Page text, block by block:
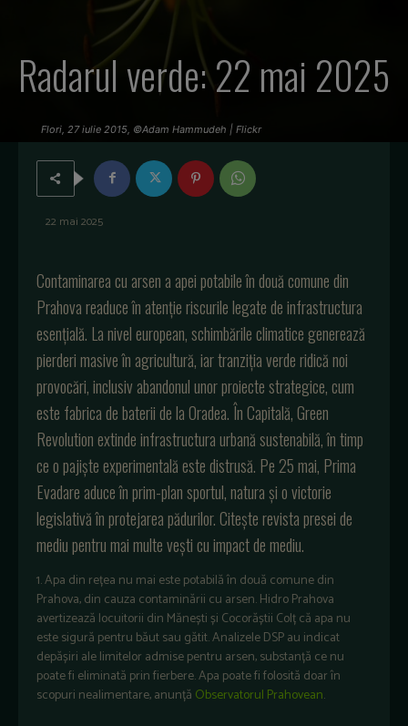
Radarul verde: 22 mai 2025
Flori, 27 iulie 2015, ©Adam Hammudeh | Flickr
22 mai 2025
Contaminarea cu arsen a apei potabile în două comune din
Prahova readuce în atenție riscurile legate de infrastructura
esențială. La nivel european, schimbările climatice generează
pierderi masive în agricultură, iar tranziția verde ridică noi
provocări, inclusiv abandonul unor proiecte strategice, cum
este fabrica de baterii de la Oradea. În Capitală, Green
Revolution extinde infrastructura urbană sustenabilă, în timp
ce o pajiște experimentală este distrusă. Pe 25 mai, Prima
Evadare aduce în prim-plan sportul, natura și o victorie
legislativă în protejarea pădurilor. Citește revista presei de
mediu pentru mai multe vești cu impact de mediu.
1. Apa din rețea nu mai este potabilă în două comune din
Prahova, din cauza contaminării cu arsen. Hidro Prahova
avertizează locuitorii din Mănești și Cocorăștii Colț că apa nu
este sigură pentru băut sau gătit. Analizele DSP au indicat
depășiri ale limitelor admise pentru arsen, substanță ce nu
poate fi eliminată prin fierbere. Apa poate fi folosită doar în
scopuri nealimentare, anunță Observatorul Prahovean.